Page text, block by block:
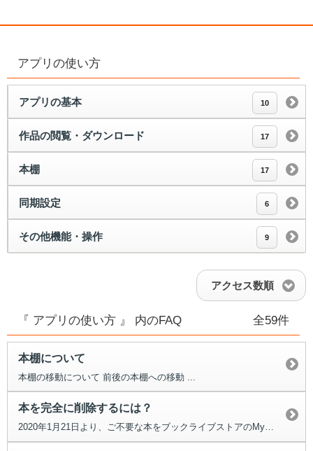
アプリの使い方
アプリの基本 10
作品の閲覧・ダウンロード 17
本棚 17
同期設定 6
その他機能・操作 9
アクセス数順
『 アプリの使い方 』 内のFAQ 全59件
本棚について
本棚の移動について 前後の本棚への移動 ...
本を完全に削除するには？
2020年1月21日より、ご不要な本をブックライブストアのMy本棚から完全...